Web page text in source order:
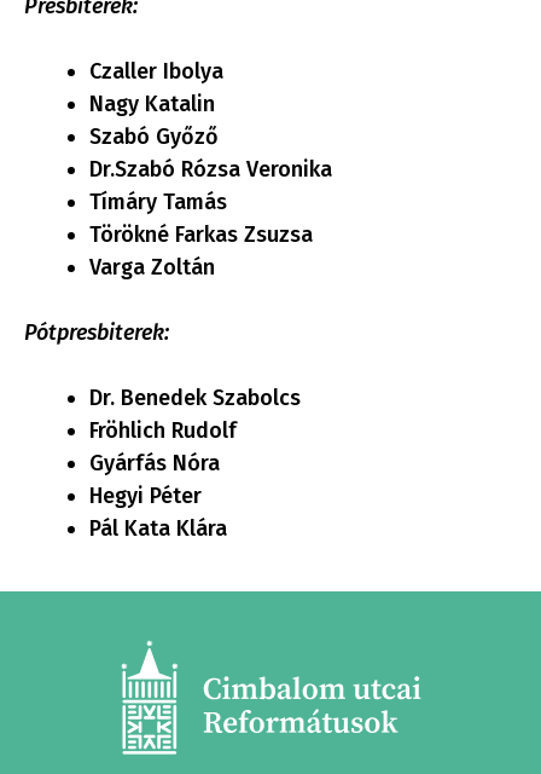
Presbiterek:
Czaller Ibolya
Nagy Katalin
Szabó Győző
Dr.Szabó Rózsa Veronika
Tímáry Tamás
Törökné Farkas Zsuzsa
Varga Zoltán
Pótpresbiterek:
Dr. Benedek Szabolcs
Fröhlich Rudolf
Gyárfás Nóra
Hegyi Péter
Pál Kata Klára